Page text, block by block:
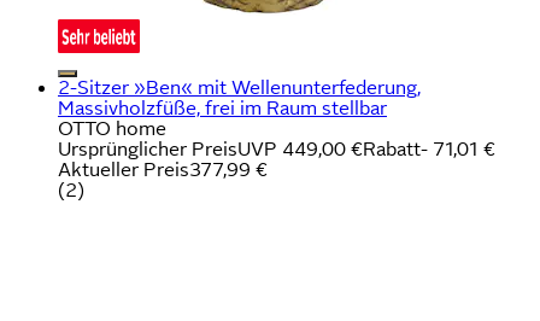
2-Sitzer »Ben« mit Wellenunterfederung,
Massivholzfüße, frei im Raum stellbar
OTTO home
Ursprünglicher PreisUVP 449,00 €Rabatt- 71,01 €
Aktueller Preis377,99 €
(2)